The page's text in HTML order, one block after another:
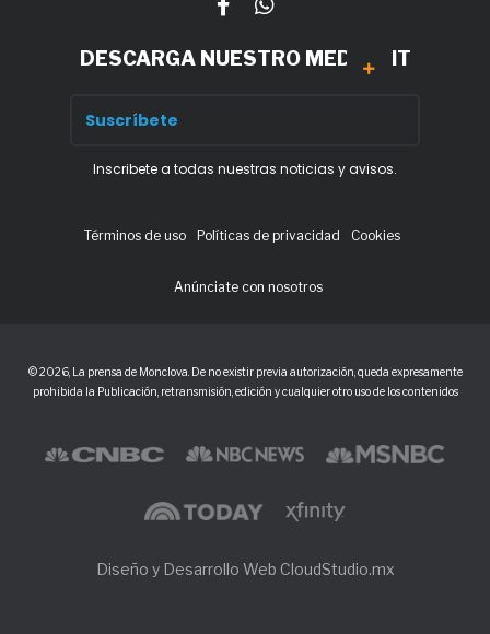
DESCARGA NUESTRO MEDIA KIT
Inscribete a todas nuestras noticias y avisos.
Términos de uso Políticas de privacidad Cookies
Anúnciate con nosotros
© 2026, La prensa de Monclova. De no existir previa autorización, queda expresamente
prohibida la Publicación, retransmisión, edición y cualquier otro uso de los contenidos
Diseño y Desarrollo Web CloudStudio.mx